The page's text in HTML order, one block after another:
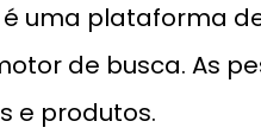
é uma plataforma
de busca. As
e produtos.